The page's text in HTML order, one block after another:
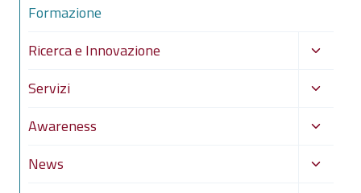
Formazione
Ricerca e Innovazione
Alterna
figlio
Servizi
Alterna
figlio
Awareness
Alterna
figlio
News
Alterna